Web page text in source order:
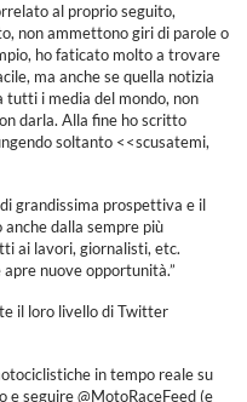
al proprio seguito,
non ammettono giri di parole o
ho faticato molto a trovare
ma anche se quella notizia
i media del mondo, non
darla. Alla fine ho scritto
soltanto <<scusatemi,
grandissima prospettiva e il
dalla sempre più
ai lavori, giornalisti, etc.
nuove opportunità.”
il loro livello di Twitter
in tempo reale su
seguire @MotoRaceFeed (e